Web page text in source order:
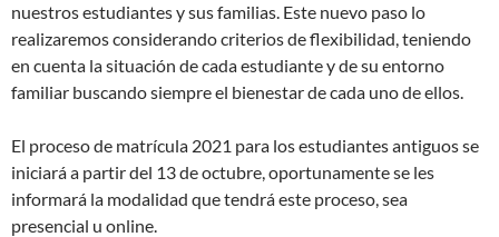
nuestros estudiantes y sus familias. Este nuevo paso lo
realizaremos considerando criterios de flexibilidad, teniendo
en cuenta la situación de cada estudiante y de su entorno
familiar buscando siempre el bienestar de cada uno de ellos.
El proceso de matrícula 2021 para los estudiantes antiguos se
iniciará a partir del 13 de octubre, oportunamente se les
informará la modalidad que tendrá este proceso, sea
presencial u online.